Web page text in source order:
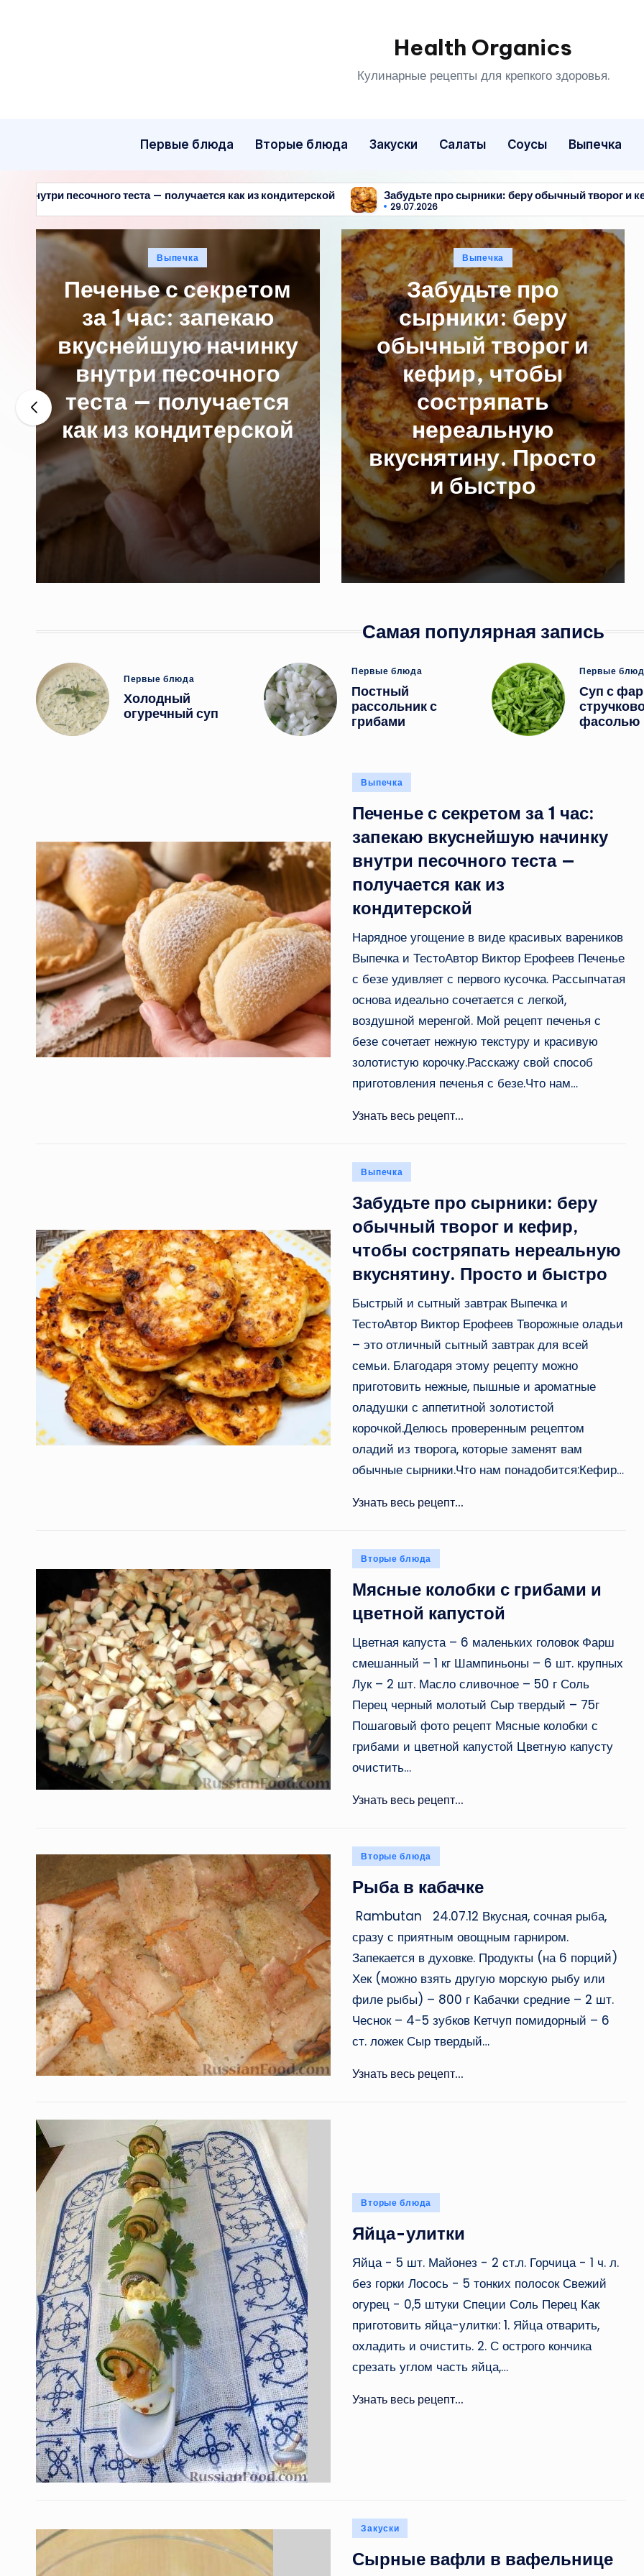
Health Organics
Кулинарные рецепты для крепкого здоровья.
Первые блюда Вторые блюда Закуски Салаты Соусы Выпечка
— получается как из кондитерской Забудьте про сырники: беру обычный творог и кефир, чтобы
Опубликовано
в
Выпечка
Печенье с секретом
за 1 час: запекаю
вкуснейшую начинку
внутри песочного
теста — получается
как из кондитерской
Опубликовано
в
Выпечка
Забудьте про
сырники: беру
обычный творог и
кефир, чтобы
состряпать
нереальную
вкуснятину. Просто
и быстро
Самая популярная запись
Опубликовано
в
Первые блюда
Холодный
огуречный суп
Опубликовано
в
Первые блюда
Постный
рассольник с
грибами
в
Первые
Суп с
фасолью
Опубликовано
Выпечка
Печенье с секретом за 1 час:
запекаю вкуснейшую начинку
внутри песочного теста —
получается как из
кондитерской
Нарядное угощение в виде красивых вареников
Выпечка и ТестоАвтор Виктор Ерофеев Печенье
с безе удивляет с первого кусочка. Рассыпчатая
основа идеально сочетается с легкой,
воздушной меренгой. Мой рецепт печенья с
безе сочетает нежную текстуру и красивую
золотистую корочку.Расскажу свой способ
приготовления печенья с безе.Что нам…
Узнать весь рецепт...
Опубликовано
Выпечка
Забудьте про сырники: беру
обычный творог и кефир,
чтобы состряпать нереальную
вкуснятину. Просто и быстро
Быстрый и сытный завтрак Выпечка и
ТестоАвтор Виктор Ерофеев Творожные оладьи
– это отличный сытный завтрак для всей
семьи. Благодаря этому рецепту можно
приготовить нежные, пышные и ароматные
оладушки с аппетитной золотистой
корочкой.Делюсь проверенным рецептом
оладий из творога, которые заменят вам
обычные сырники.Что нам понадобится:Кефир…
Узнать весь рецепт...
Опубликовано
Вторые блюда
Мясные колобки с грибами и
цветной капустой
Цветная капуста – 6 маленьких головок Фарш
смешанный – 1 кг Шампиньоны – 6 шт. крупных
Лук – 2 шт. Масло сливочное – 50 г Соль
Перец черный молотый Сыр твердый – 75г
Пошаговый фото рецепт Мясные колобки с
грибами и цветной капустой Цветную капусту
очистить…
Узнать весь рецепт...
Опубликовано
Вторые блюда
Рыба в кабачке
Rambutan 24.07.12 Вкусная, сочная рыба,
сразу с приятным овощным гарниром.
Запекается в духовке. Продукты (на 6 порций)
Хек (можно взять другую морскую рыбу или
филе рыбы) – 800 г Кабачки средние – 2 шт.
Чеснок – 4-5 зубков Кетчуп помидорный – 6
ст. ложек Сыр твердый…
Узнать весь рецепт...
Опубликовано
Вторые блюда
Яйца-улитки
Яйца - 5 шт. Майонез - 2 ст.л. Горчица - 1 ч. л.
без горки Лосось - 5 тонких полосок Свежий
огурец - 0,5 штуки Специи Соль Перец Как
приготовить яйца-улитки: 1. Яйца отварить,
охладить и очистить. 2. С острого кончика
срезать углом часть яйца,…
Узнать весь рецепт...
Опубликовано
Закуски
Сырные вафли в вафельнице